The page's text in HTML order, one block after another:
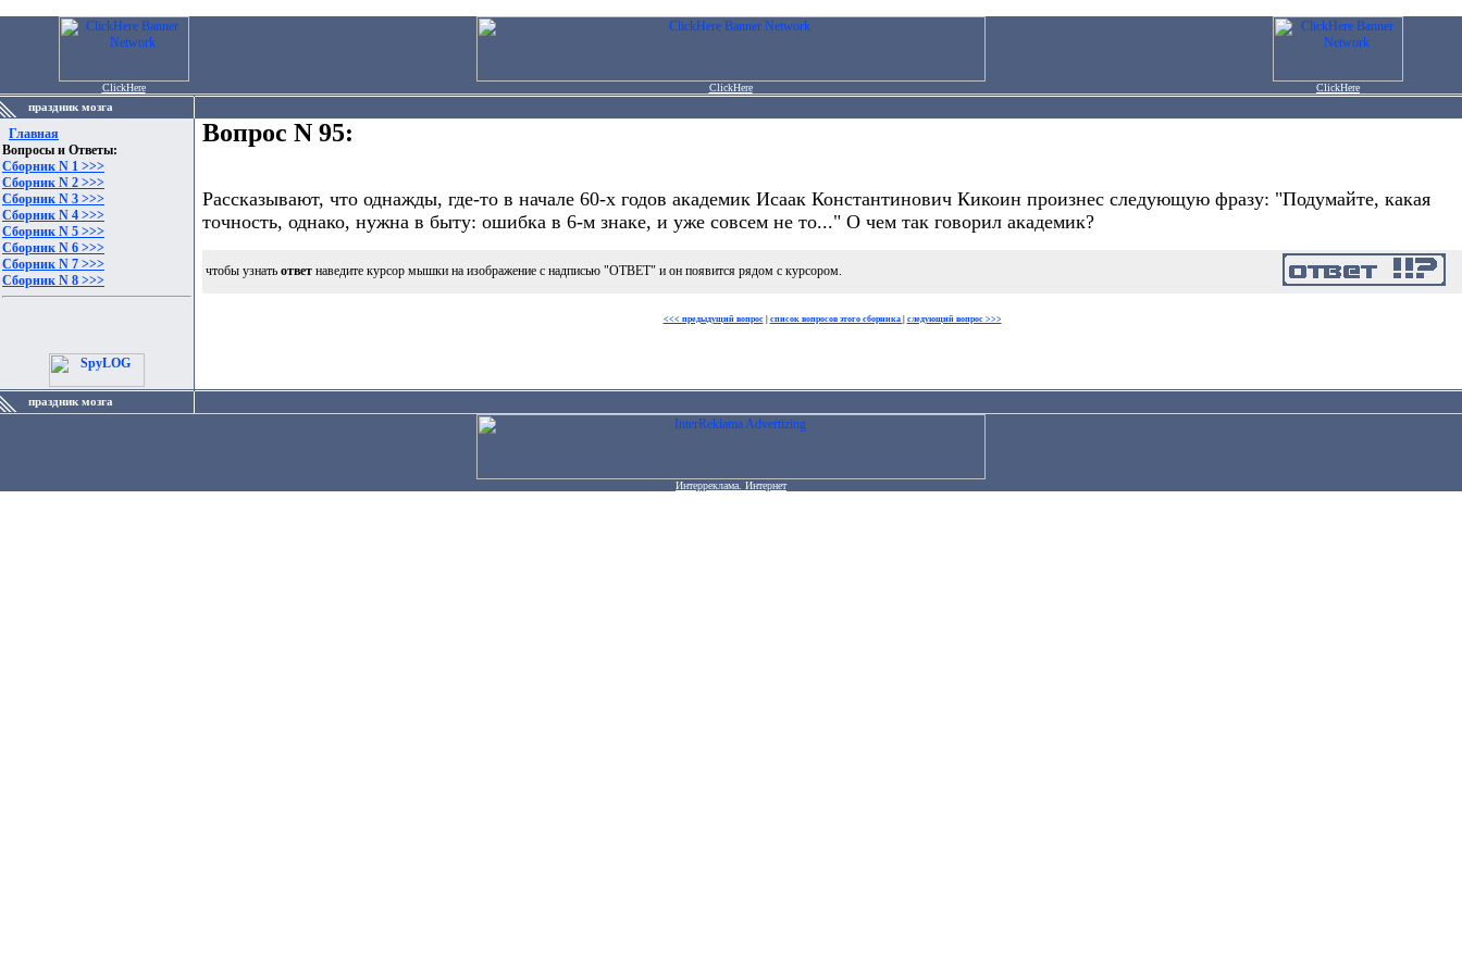
ClickHere ClickHere
ClickHere
праздник мозга
Главная
Вопросы и Ответы:
Сборник N 1 >>>
Сборник N 2 >>>
Сборник N 3 >>>
Сборник N 4 >>>
Сборник N 5 >>>
Сборник N 6 >>>
Сборник N 7 >>>
Сборник N 8 >>>
Вопрос N 95:
Рассказывают, что однажды, где-то в начале 60-х годов академик Исаак Константинович Кикоин произнес следующую фразу: "Подумайте, какая
точность, однако, нужна в быту: ошибка в 6-м знаке, и уже совсем не то..." О чем так говорил академик?
чтобы узнать ответ наведите курсор мышки на изображение с надписью "ОТВЕТ" и он появится рядом с курсором.
<<< предыдущий вопрос| список вопросов этого сборника следующий вопрос >>>
праздник мозга
Интерреклама. Интернет